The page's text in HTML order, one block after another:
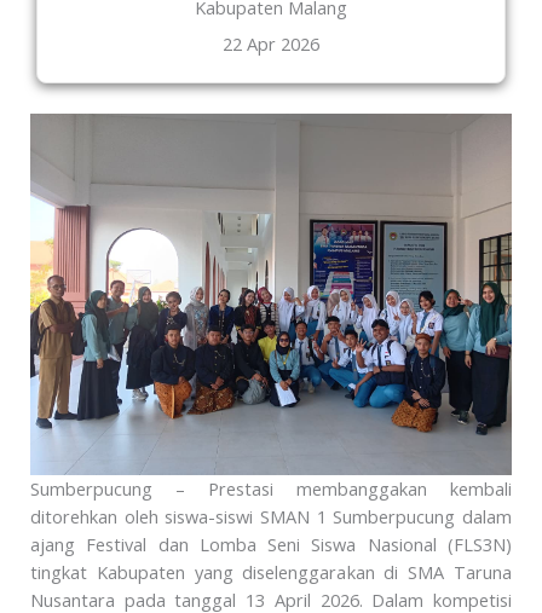
Kabupaten Malang
22 Apr 2026
Sumberpucung – Prestasi membanggakan kembali
ditorehkan oleh siswa-siswi SMAN 1 Sumberpucung dalam
ajang Festival dan Lomba Seni Siswa Nasional (FLS3N)
tingkat Kabupaten yang diselenggarakan di SMA Taruna
Nusantara pada tanggal 13 April 2026. Dalam kompetisi